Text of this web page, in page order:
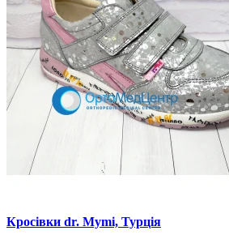
Кросівки dr. Mymi, Турція